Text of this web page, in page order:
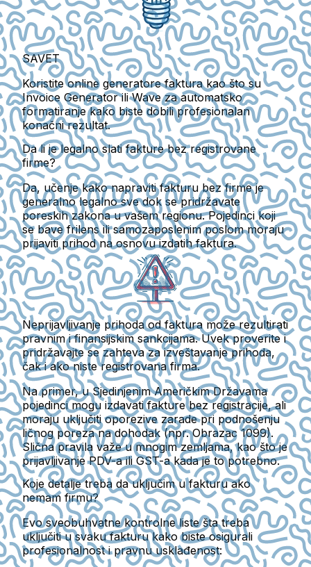
SAVET
Koristite online generatore faktura kao što su
Invoice GeneratoriliWaveza automatsko
formatiranje kako biste dobili profesionalan
konačni rezultat.
Da li je legalno slati fakture bez registrovane
firme?
Da, učenje kako napraviti fakturu bez firme je
generalno legalno sve dok se pridržavate
poreskih zakona u vašem regionu. Pojedinci koji
se bave frilens ili samozaposlenim poslom moraju
prijaviti prihod na osnovu izdatih faktura.
Neprijavljivanje prihoda od faktura može rezultirati
pravnim i finansijskim sankcijama. Uvek proverite i
pridržavajte se zahteva za izveštavanje prihoda,
čak i ako niste registrovana firma.
Na primer, u Sjedinjenim Američkim Državama
pojedinci mogu izdavati fakture bez registracije, ali
moraju uključiti oporezive zarade pri podnošenju
ličnog poreza na dohodak (npr. Obrazac 1099).
Slična pravila važe u mnogim zemljama, kao što je
prijavljivanje PDV-a ili GST-a kada je to potrebno.
Koje detalje treba da uključim u fakturu ako
nemam firmu?
Evo sveobuhvatne kontrolne liste šta treba
uključiti u svaku fakturu kako biste osigurali
profesionalnost i pravnu usklađenost: